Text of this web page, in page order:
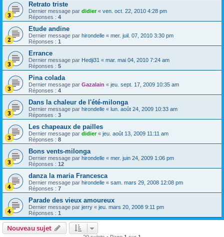
Retrato triste
Dernier message par didier« ven. oct. 22, 2010 4:28 pm
Réponses : 4
Etude andine
Dernier message par hirondelle « mer. juil. 07, 2010 3:30 pm
Réponses : 1
Errance
Dernier message par Hedji31 « mar. mai 04, 2010 7:24 am
Réponses : 5
Pina colada
Dernier message par Gazalain « jeu. sept. 17, 2009 10:35 am
Réponses : 4
Dans la chaleur de l'été-milonga
Dernier message par hirondelle « lun. août 24, 2009 10:33 am
Réponses : 3
Les chapeaux de pailles
Dernier message par didier« jeu. août 13, 2009 11:11 am
Réponses : 8
Bons vents-milonga
Dernier message par hirondelle « mer. juin 24, 2009 1:06 pm
Réponses : 12
danza la maria Francesca
Dernier message par hirondelle « sam. mars 29, 2008 12:08 pm
Réponses : 7
Parade des vieux amoureux
Dernier message par jerry « jeu. mars 20, 2008 9:11 pm
Réponses : 1
Nouveau sujet